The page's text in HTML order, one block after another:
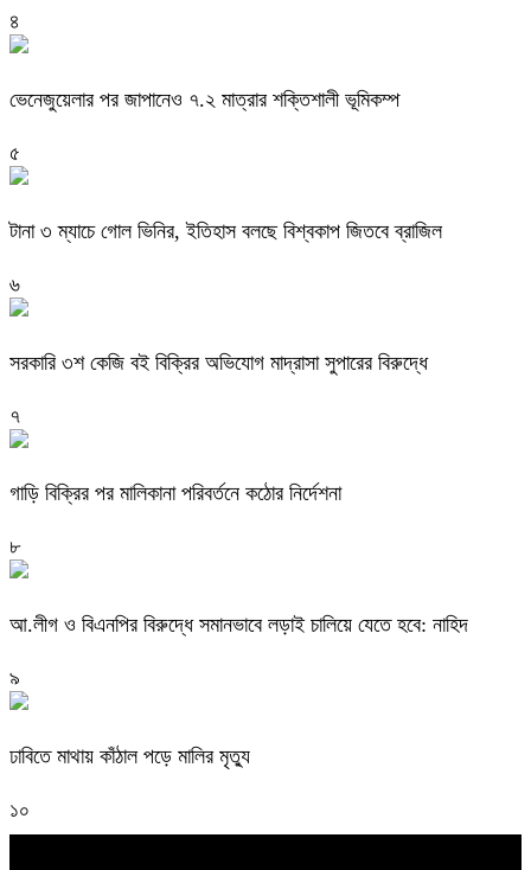
৪
ভেনেজুয়েলার পর জাপানেও ৭.২ মাত্রার শক্তিশালী ভূমিকম্প
৫
টানা ৩ ম্যাচে গোল ভিনির, ইতিহাস বলছে বিশ্বকাপ জিতবে ব্রাজিল
৬
সরকারি ৩শ কেজি বই বিক্রির অভিযোগ মাদ্রাসা সুপারের বিরুদ্ধে
৭
গাড়ি বিক্রির পর মালিকানা পরিবর্তনে কঠোর নির্দেশনা
৮
আ.লীগ ও বিএনপির বিরুদ্ধে সমানভাবে লড়াই চালিয়ে যেতে হবে: নাহিদ
৯
ঢাবিতে মাথায় কাঁঠাল পড়ে মালির মৃত্যু
১০